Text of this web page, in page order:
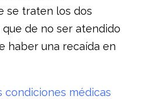
se traten los dos
de no ser atendido
haber una recaída en
condiciones médicas